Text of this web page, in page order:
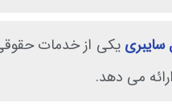
سایبری یکی از خدمات
می دهد.